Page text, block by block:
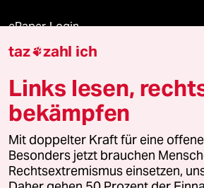
ePaper Login
Downloads für Abonnierende
© 2026 taz Verlags und Vertriebs
Alle Rechte vorbehalten. Bei rechtlichen Fragen
wenden Sie sich bitte an
lizenzen@taz.de
taz zahl ich
Links lesen,
bekämpfen
Mit doppelter Kraft für eine
Besonders jetzt brauchen
Rechtsextremismus einsetzen,